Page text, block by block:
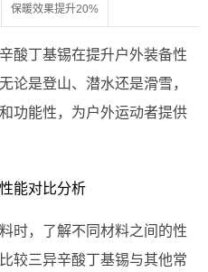
保暖效果提升20%
酸丁基锡在提升户外装备性
论是登山、潜水还是滑雪，
功能性，为户外运动者提供
能对比分析
时，了解不同材料之间的性
较三异辛酸丁基锡与其他常